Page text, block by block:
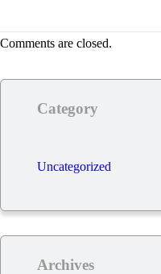
Comments are closed.
Category
Uncategorized
Archives